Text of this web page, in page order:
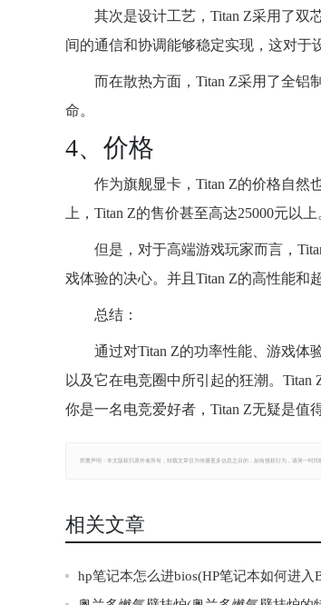
其次是设计工艺，Titan Z采用了双
间的通信和协调能够稳定实现，这对于
而在散热方面，Titan Z采用了全铝
命。
4、价格
作为旗舰显卡，Titan Z的价格自然
上，Titan Z的售价甚至高达25000元以上
但是，对于高端游戏玩家而言，
戏体验的决心。并且Titan Z的高性能和
总结：
通过对Titan Z的功率性能、游戏体
以及它在电竞圈中所引起的狂潮。
你是一名电竞爱好者，Titan Z无疑是值
郑重声明：本文版权归原作者所有，转载文章仅为传播更多信息之目的，如有侵权行为，请第一时间
相关文章
hp笔记本怎么进bios(HP笔记本如何进入